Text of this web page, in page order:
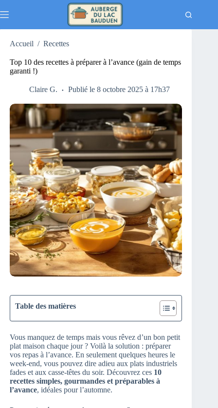
au
Accueil / Recettes
Top 10 des recettes à préparer à l’avance (gain de temps
garanti !)
Claire G. Publié le 8 octobre 2025 à 17h37
Table des matières
Vous manquez de temps mais vous rêvez d’un bon petit
plat maison chaque jour ? Voilà la solution : préparer
vos repas à l’avance. En seulement quelques heures le
week-end, vous pouvez dire adieu aux plats industriels
fades et aux casse-têtes du soir. Découvrez ces 10
recettes simples, gourmandes et préparables à
l’avance, idéales pour l’automne.